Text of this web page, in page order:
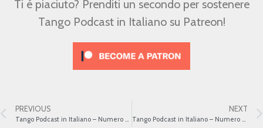
Ti é piaciuto? Prenditi un secondo per sostenere
Tango Podcast in Italiano su Patreon!
PREVIOUS
Tango Podcast in Italiano – Numero 312 – L’evoluzione strumentale del Tango XXIII
NEXT
Tango Podcast in Italiano – Numero 314 – L’evoluzione strumentale del Tango XXV